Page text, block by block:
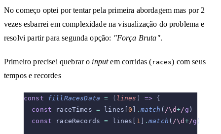
No começo optei por tentar pela primeira abordagem mas por 2
vezes esbarrei em complexidade na visualização do problema e
resolvi partir para segunda opção: "Força Bruta".
Primeiro precisei quebrar o inputem corridas ( races) com seus
tempos e recordes
const fillRacesData = ( lines ) => {
  const
raceTimes = lines[0 ] . match ( /\d+/g )
  const
raceRecords = lines[ 1 ] .match ( /\d +/g )